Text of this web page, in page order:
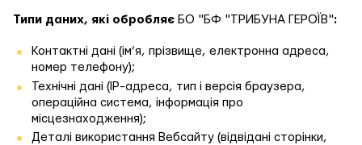
Типи даних, які обробляє БО "БФ "ТРИБУНА ГЕРОЇВ":
Контактні дані (ім’я, прізвище, електронна адреса,
номер телефону);
Технічні дані (IP-адреса, тип і версія браузера,
операційна система, інформація про
місцезнаходження);
Деталі використання Вебсайту (відвідані сторінки,